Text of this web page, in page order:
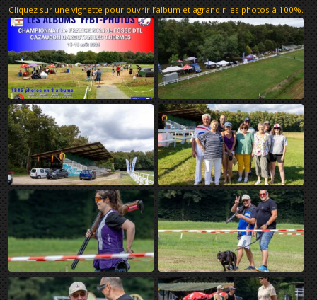
Cliquez sur une vignette pour ouvrir l’album et agrandir les photos à 100%.